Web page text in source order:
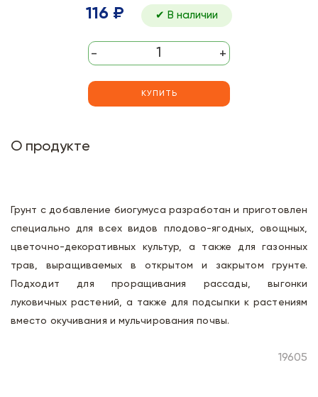
116 ₽ ✔ В наличии
- +
КУПИТЬ
О продукте
Грунт с добавление биогумуса разработан и приготовлен
специально для всех видов плодово-ягодных, овощных,
цветочно-декоративных культур, а также для газонных
трав, выращиваемых в открытом и закрытом грунте.
Подходит для проращивания рассады, выгонки
луковичных растений, а также для подсыпки к растениям
вместо окучивания и мульчирования почвы.
19605